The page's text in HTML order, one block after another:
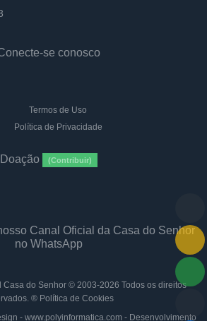
se conosco
Termos de Uso
Política de Privacidade
Doação (Contribuir)
Canal Oficial da Casa do Senhor
no WhatsApp
Casa do Senhor© 2003-2026 Todos os direitos
® Política de Cookies
- www.polyinformatica.com - Desenvolvimento